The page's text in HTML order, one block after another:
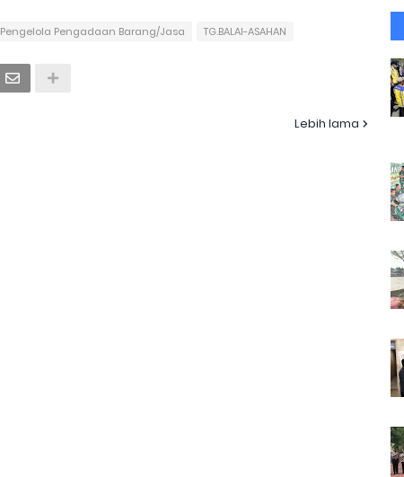
Pengelola Pengadaan Barang/Jasa TG.BALAI-ASAHAN
Lebih lama